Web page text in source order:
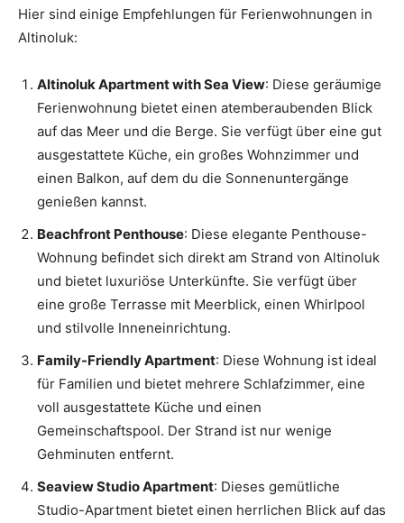
Hier sind einige Empfehlungen für Ferienwohnungen in
Altinoluk:
Altinoluk Apartment with Sea View: Diese geräumige
Ferienwohnung bietet einen atemberaubenden Blick
auf das Meer und die Berge. Sie verfügt über eine gut
ausgestattete Küche, ein großes Wohnzimmer und
einen Balkon, auf dem du die Sonnenuntergänge
genießen kannst.
Beachfront Penthouse: Diese elegante Penthouse-
Wohnung befindet sich direkt am Strand von Altinoluk
und bietet luxuriöse Unterkünfte. Sie verfügt über
eine große Terrasse mit Meerblick, einen Whirlpool
und stilvolle Inneneinrichtung.
Family-Friendly Apartment: Diese Wohnung ist ideal
für Familien und bietet mehrere Schlafzimmer, eine
voll ausgestattete Küche und einen
Gemeinschaftspool. Der Strand ist nur wenige
Gehminuten entfernt.
Seaview Studio Apartment: Dieses gemütliche
Studio-Apartment bietet einen herrlichen Blick auf das